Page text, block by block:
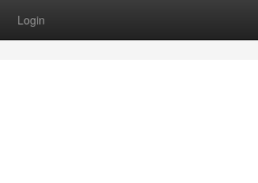
Login